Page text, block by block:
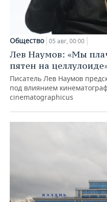
Общество 05 авг, 00:00
Лев Наумов: «Мы
пятен на
Писатель Лев Наумов
под влиянием
cinematographicus